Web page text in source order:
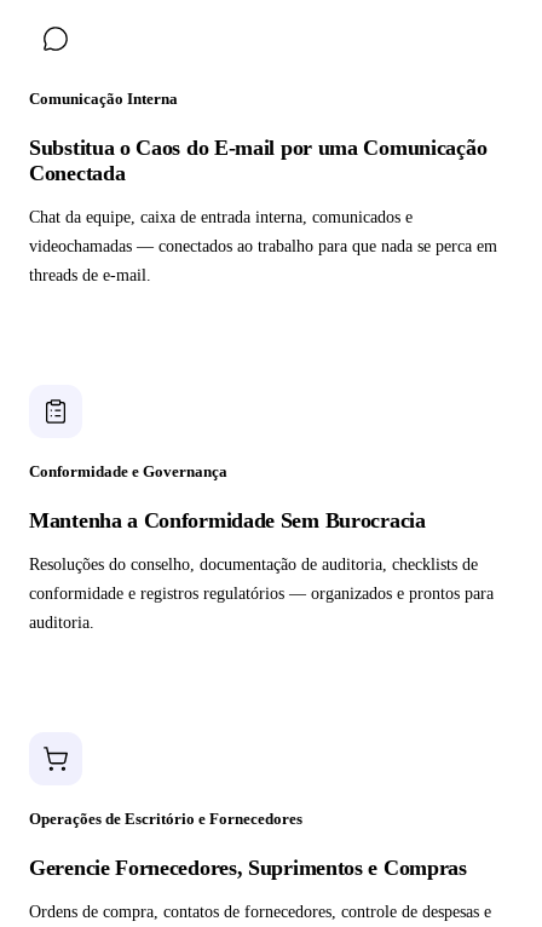
Comunicação Interna
Substitua o Caos do E-mail por uma Comunicação
Conectada
Chat da equipe, caixa de entrada interna, comunicados e
videochamadas — conectados ao trabalho para que nada se perca em
threads de e-mail.
Conformidade e Governança
Mantenha a Conformidade Sem Burocracia
Resoluções do conselho, documentação de auditoria, checklists de
conformidade e registros regulatórios — organizados e prontos para
auditoria.
Operações de Escritório e Fornecedores
Gerencie Fornecedores, Suprimentos e Compras
Ordens de compra, contatos de fornecedores, controle de despesas e